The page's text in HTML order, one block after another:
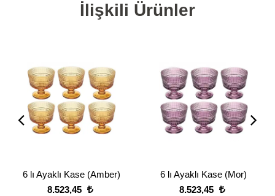
İlişkili Ürünler
6 lı Ayaklı Kase (Amber)
8.523,45
6 lı Ayaklı Kase (Mor)
8.523,45